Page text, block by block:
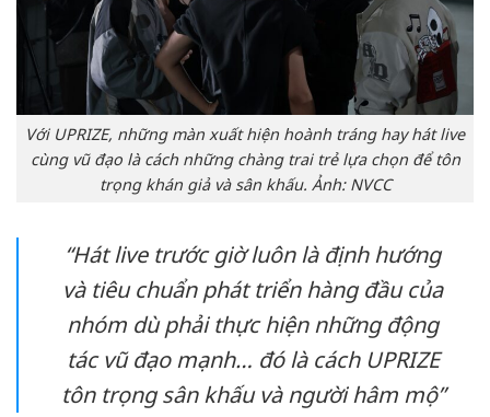
Với UPRIZE, những màn xuất hiện hoành tráng hay hát live
cùng vũ đạo là cách những chàng trai trẻ lựa chọn để tôn
trọng khán giả và sân khấu. Ảnh: NVCC
“Hát live trước giờ luôn là định hướng
và tiêu chuẩn phát triển hàng đầu của
nhóm dù phải thực hiện những động
tác vũ đạo mạnh… đó là cách UPRIZE
tôn trọng sân khấu và người hâm mộ”